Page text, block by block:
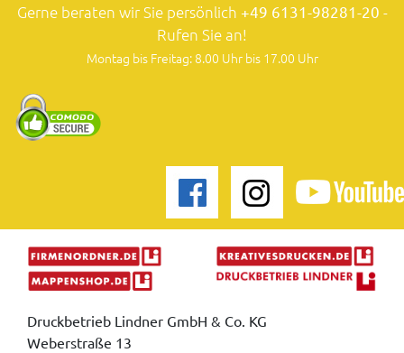
Gerne beraten wir Sie persönlich +49 6131-98281-20 -
Rufen Sie an!
Montag bis Freitag: 8.00 Uhr bis 17.00 Uhr
Druckbetrieb Lindner GmbH & Co. KG
Weberstraße 13